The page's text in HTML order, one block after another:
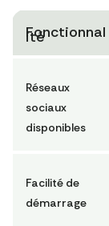
Fonctionnal
ité
Réseaux
sociaux
disponibles
Facilité de
démarrage